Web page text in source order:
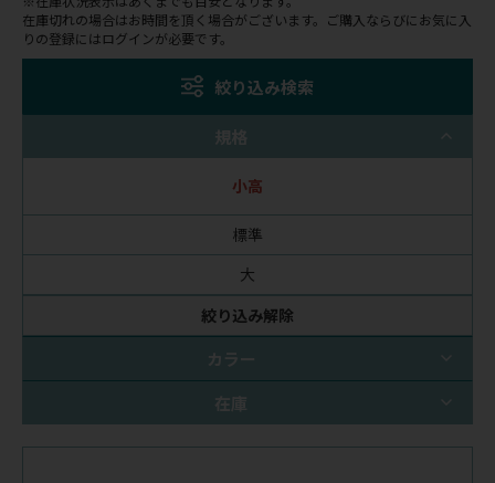
在庫切れの場合はお時間を頂く場合がございます。ご購入ならびにお気に入
りの登録にはログインが必要です。
絞り込み検索
絞り込み解除
小高
標準
大
規格
カラー
在庫